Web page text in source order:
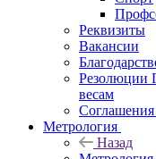
Реквизиты
Вакансии
Резолюции
весам
Соглашения
Метрология
Назад